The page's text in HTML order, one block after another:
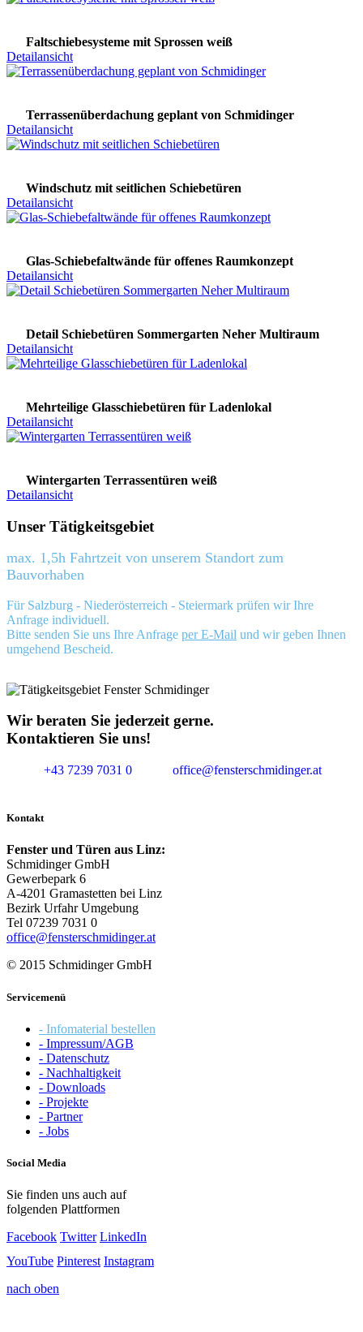
Faltschiebesysteme mit Sprossen weiß
Detailansicht
Terrassenüberdachung geplant von Schmidinger
Detailansicht
Windschutz mit seitlichen Schiebetüren
Detailansicht
Glas-Schiebefaltwände für offenes Raumkonzept
Detailansicht
Detail Schiebetüren Sommergarten Neher Multiraum
Detailansicht
Mehrteilige Glasschiebetüren für Ladenlokal
Detailansicht
Wintergarten Terrassentüren weiß
Detailansicht
Unser Tätigkeitsgebiet
max. 1,5h Fahrtzeit von unserem Standort zum
Bauvorhaben
Für Salzburg - Niederösterreich - Steiermark prüfen wir Ihre
Anfrage individuell.
Bitte senden Sie uns Ihre Anfrage per E-Mail und wir geben Ihnen
umgehend Bescheid.
Wir beraten Sie jederzeit gerne.
Kontaktieren Sie uns!
+43 7239 7031 0 office@fensterschmidinger.at
Kontakt
Fenster und Türen aus Linz:
Schmidinger GmbH
Gewerbepark 6
A-4201 Gramastetten bei Linz
Bezirk Urfahr Umgebung
Tel 07239 7031 0
office@fensterschmidinger.at
© 2015 Schmidinger GmbH
Servicemenü
- Infomaterial bestellen
- Impressum/AGB
- Datenschutz
- Nachhaltigkeit
- Downloads
- Projekte
- Partner
- Jobs
Social Media
Sie finden uns auch auf
folgenden Plattformen
Facebook Twitter LinkedIn
YouTube Pinterest Instagram
nach oben